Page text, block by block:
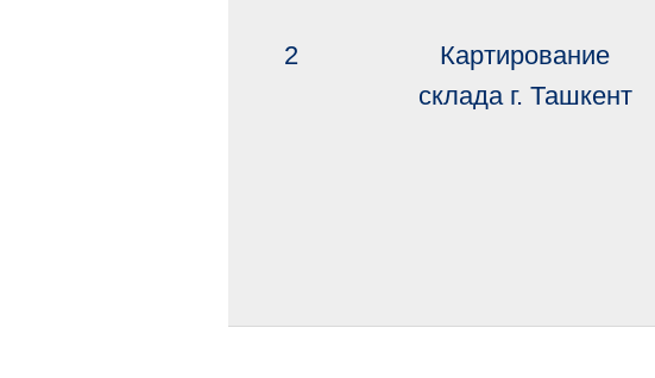
2
Картирование
склада г. Ташкент